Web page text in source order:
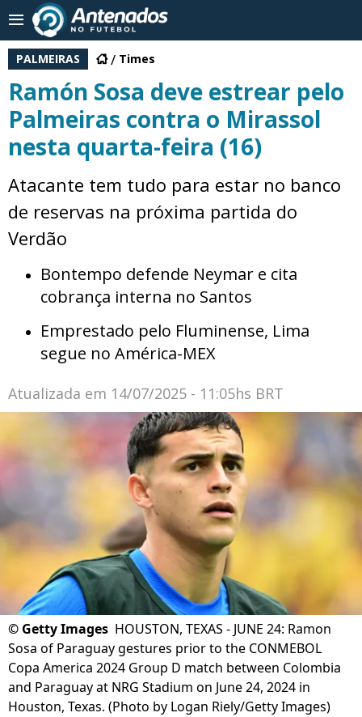
PALMEIRAS Times
Ramón Sosa deve estrear pelo
Palmeiras contra o Mirassol
nesta quarta-feira (16)
Atacante tem tudo para estar no banco
de reservas na próxima partida do
Verdão
Bontempo defende Neymar e cita
cobrança interna no Santos
Emprestado pelo Fluminense, Lima
segue no América-MEX
Atualizada em 14/07/2025 - 11:05hs BRT
© Getty Images HOUSTON, TEXAS - JUNE 24: Ramon
Sosa of Paraguay gestures prior to the CONMEBOL
Copa America 2024 Group D match between Colombia
and Paraguay at NRG Stadium on June 24, 2024 in
Houston, Texas. (Photo by Logan Riely/Getty Images)